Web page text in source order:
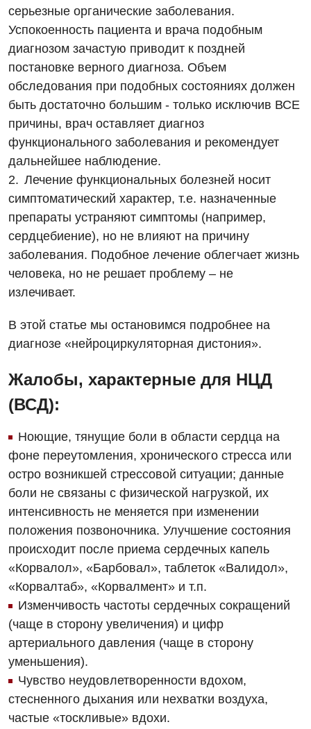
Энциклопедия
Отзывы
Диагностика
Диагностическое отделение
Компьютерная томография
Магнитно-резонансная томография
Маммография
Нейросонография
Рентгенография
Эндоскопическое отделение
Для взрослых
Гинекологическое отделение
Диагностическое отделение
Дневной стационар
Онкологическое отделение
Отдел госпитализации
Отделение интенсивной терапии
Отделение кардиососудистой патологии и неврологии
Отделение неотложных состояний
Офтальмологическое отделение
Педиатрическое отделение
Скорая медицинская помощь
Декларирование
Лечение острого инфаркта
Украинский
серьезные органические заболевания.
Успокоенность пациента и врача подобным
диагнозом зачастую приводит к поздней
постановке верного диагноза. Объем
обследования при подобных состояниях должен
быть достаточно большим - только исключив ВСЕ
причины, врач оставляет диагноз
функционального заболевания и рекомендует
дальнейшее наблюдение.
Лечение функциональных болезней носит
симптоматический характер, т.е. назначенные
препараты устраняют симптомы (например,
сердцебиение), но не влияют на причину
заболевания. Подобное лечение облегчает жизнь
человека, но не решает проблему – не
излечивает.
В этой статье мы остановимся подробнее на
диагнозе «нейроциркуляторная дистония».
Жалобы, характерные для НЦД
(ВСД):
Ноющие, тянущие боли в области сердца на
фоне переутомления, хронического стресса или
остро возникшей стрессовой ситуации; данные
боли не связаны с физической нагрузкой, их
интенсивность не меняется при изменении
положения позвоночника. Улучшение состояния
происходит после приема сердечных капель
«Корвалол», «Барбовал», таблеток «Валидол»,
«Корвалтаб», «Корвалмент» и т.п.
Изменчивость частоты сердечных сокращений
(чаще в сторону увеличения) и цифр
артериального давления (чаще в сторону
уменьшения).
Чувство неудовлетворенности вдохом,
стесненного дыхания или нехватки воздуха,
частые «тоскливые» вдохи.